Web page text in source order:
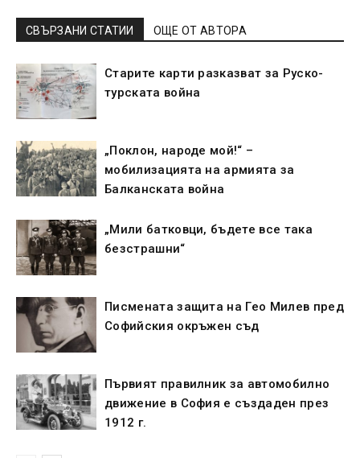
СВЪРЗАНИ СТАТИИ ОЩЕ ОТ АВТОРА
Старите карти разказват за Руско-
турската война
„Поклон, народе мой!“ –
мобилизацията на армията за
Балканската война
„Мили батковци, бъдете все така
безстрашни“
Писмената защита на Гео Милев пред
Софийския окръжен съд
Първият правилник за автомобилно
движение в София е създаден през
1912 г.